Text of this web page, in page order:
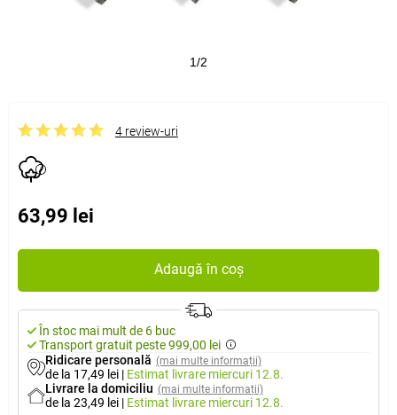
1/2
4 review-uri
63,99 lei
Adaugă în coș
În stoc mai mult de 6 buc
Transport gratuit peste 999,00 lei
Ridicare personală (mai multe informații)
de la 17,49 lei | Estimat livrare miercuri 12.8.
Livrare la domiciliu (mai multe informații)
de la 23,49 lei | Estimat livrare miercuri 12.8.